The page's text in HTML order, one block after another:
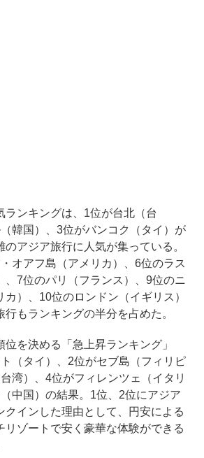
ンキングは、1位が台北（台
韓国）、3位がバンコク（タイ）が
アジア旅行に人気が集っている。
オアフ島（アメリカ）、6位のラス
、7位のパリ（フランス）、9位のニ
カ）、10位のロンドン（イギリス）
行もランキングの半分を占めた。
を決める「急上昇ランキング」
（タイ）、2位がセブ島（フィリピ
湾）、4位がフィレンツェ（イタリ
中国）の結果。1位、2位にアジア
クインした理由として、円安による
リゾートで安く豪華な体験ができる